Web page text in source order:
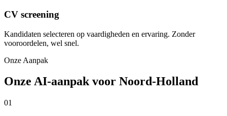
CV screening
Kandidaten selecteren op vaardigheden en ervaring. Zonder
vooroordelen, wel snel.
Onze Aanpak
Onze AI-aanpak voor Noord-Holland
01